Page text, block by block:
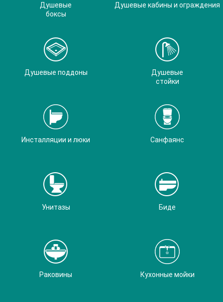
Душевые
боксы
Душевые кабины и ограждения
Душевые поддоны
Душевые
стойки
Инсталляции и люки Санфаянс
Унитазы Биде
Раковины Кухонные мойки